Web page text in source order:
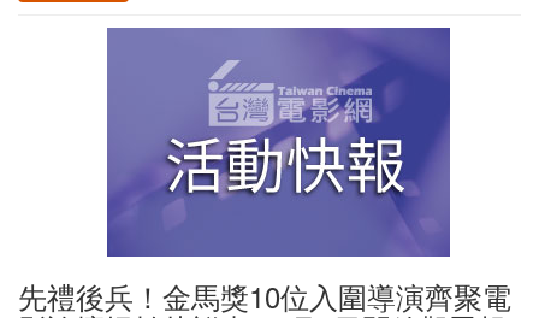
先禮後兵！金馬獎10位入圍導演齊聚電